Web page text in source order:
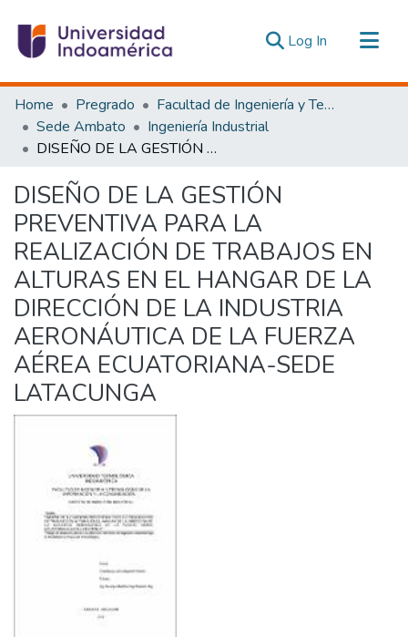
Log In (current)
Communities & Collections
All of DSpace
Statistics
Estadísticas Externas
Home Pregrado
Facultad de Ingeniería y Tecnologías de la Información y la Comunicación
Sede Ambato
Ingeniería Industrial
DISEÑO DE LA GESTIÓN PREVENTIVA PARA LA REALIZACIÓN DE TRABAJOS EN ALTURAS EN EL HANGAR DE LA DIRECCIÓN DE LA INDUSTRIA AERONÁUTICA DE LA FUERZA AÉREA ECUATORIANA-SEDE LATACUNGA
DISEÑO DE LA GESTIÓN
PREVENTIVA PARA LA
REALIZACIÓN DE TRABAJOS EN
ALTURAS EN EL HANGAR DE LA
DIRECCIÓN DE LA INDUSTRIA
AERONÁUTICA DE LA FUERZA
AÉREA ECUATORIANA-SEDE
LATACUNGA